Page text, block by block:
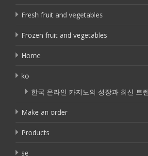
Fresh fruit and vegetables
Frozen fruit and vegetables
Home
ko
한국 온라인 카지노의 성장과 최신 트
Make an order
Products
se